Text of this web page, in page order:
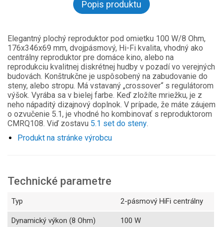
Popis produktu
Elegantný plochý reproduktor pod omietku 100 W/8 Ohm,
176x346x69 mm, dvojpásmový, Hi-Fi kvalita, vhodný ako
centrálny reproduktor pre domáce kino, alebo na
reprodukciu kvalitnej diskrétnej hudby v pozadí vo verejných
budovách. Konštrukčne je uspôsobený na zabudovanie do
steny, alebo stropu. Má vstavaný „crossover“ s regulátorom
výšok. Vyrába sa v bielej farbe. Keď zložíte mriežku, je z
neho nápaditý dizajnový doplnok. V prípade, že máte záujem
o ozvučenie 5.1, je vhodné ho kombinovať s reproduktorom
CMRQ108. Viď zostavu 5.1 set do steny.
Produkt na stránke výrobcu
Technické parametre
Typ 2-pásmový HiFi centrálny
Dynamický výkon (8 Ohm) 100 W